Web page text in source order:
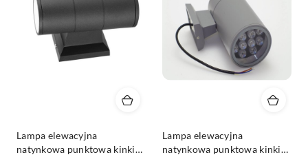
Lampa elewacyjna
natynkowa punktowa kinkiet
Lampa elewacyjna
natynkowa punktowa kinkiet